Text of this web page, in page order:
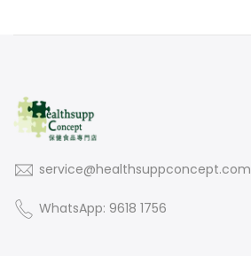
service@healthsuppconcept.com
WhatsApp: 9618 1756